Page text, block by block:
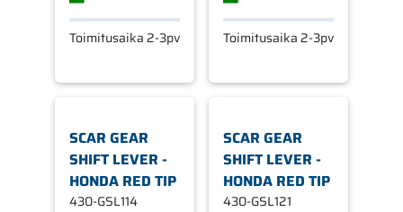
Toimitusaika 2-3pv Toimitusaika 2-3pv
SCAR GEAR
SHIFT LEVER -
HONDA RED TIP
430-GSL114
SCAR GEAR
SHIFT LEVER -
HONDA RED TIP
430-GSL121